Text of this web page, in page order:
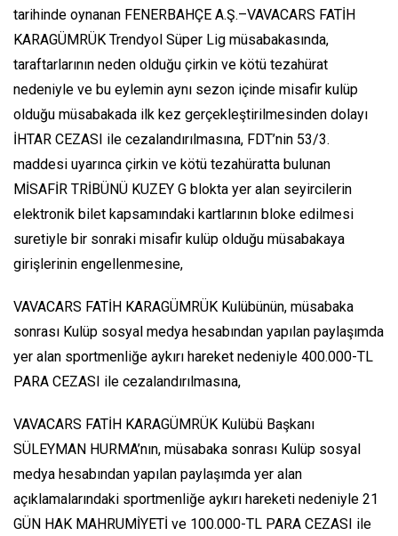
tarihinde oynanan FENERBAHÇE A.Ş.–VAVACARS FATİH
KARAGÜMRÜK Trendyol Süper Lig müsabakasında,
taraftarlarının neden olduğu çirkin ve kötü tezahürat
nedeniyle ve bu eylemin aynı sezon içinde misafir kulüp
olduğu müsabakada ilk kez gerçekleştirilmesinden dolayı
İHTAR CEZASI ile cezalandırılmasına, FDT’nin 53/3.
maddesi uyarınca çirkin ve kötü tezahüratta bulunan
MİSAFİR TRİBÜNÜ KUZEY G blokta yer alan seyircilerin
elektronik bilet kapsamındaki kartlarının bloke edilmesi
suretiyle bir sonraki misafir kulüp olduğu müsabakaya
girişlerinin engellenmesine,
VAVACARS FATİH KARAGÜMRÜK Kulübünün, müsabaka
sonrası Kulüp sosyal medya hesabından yapılan paylaşımda
yer alan sportmenliğe aykırı hareket nedeniyle 400.000-TL
PARA CEZASI ile cezalandırılmasına,
VAVACARS FATİH KARAGÜMRÜK Kulübü Başkanı
SÜLEYMAN HURMA’nın, müsabaka sonrası Kulüp sosyal
medya hesabından yapılan paylaşımda yer alan
açıklamalarındaki sportmenliğe aykırı hareketi nedeniyle 21
GÜN HAK MAHRUMİYETİ ve 100.000-TL PARA CEZASI ile